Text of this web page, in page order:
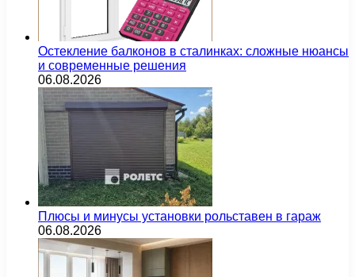
Остекление балконов в сталинках: сложные нюансы
и современные решения
06.08.2026
Плюсы и минусы установки рольставен в гараж
06.08.2026